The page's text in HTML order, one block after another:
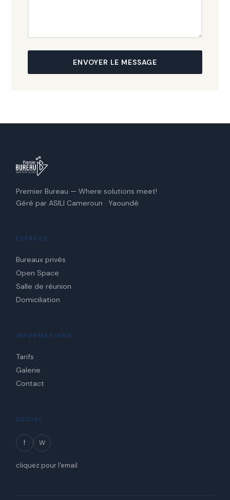
ENVOYER LE MESSAGE
Premier Bureau — Where solutions meet!
Géré par ASILI Cameroun · Yaoundé
ESPACES
Bureaux privés
Open Space
Salle de réunion
Domiciliation
INFORMATIONS
Tarifs
Galerie
Contact
SOCIAL
f W
cliquez pour l'email